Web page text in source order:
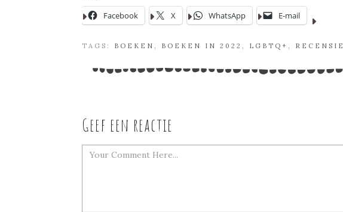
Facebook X WhatsApp E-mail
TAGS: BOEKEN , BOEKEN IN 2022 , LGBTQ+ , RECENSIE
Geef een reactie